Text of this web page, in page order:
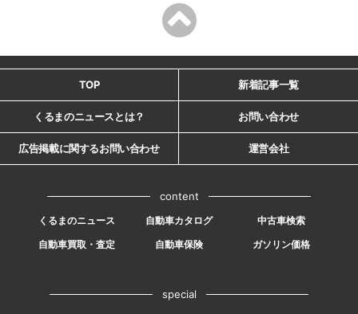
TOP 新着記事一覧
くるまのニュースとは？ お問い合わせ
広告掲載に関するお問い合わせ 運営会社
content
くるまのニュース 自動車カタログ
中古車検索
自動車買取・査定
自動車保険 ガソリン価格
special